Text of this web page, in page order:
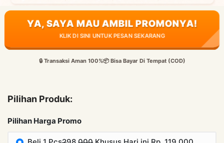
YA, SAYA MAU AMBIL PROMONYA!
KLIK DI SINI UNTUK PESAN SEKARANG
🔒 Transaksi Aman 100%📦 Bisa Bayar Di Tempat (COD)
Pilihan Produk:
Pilihan Harga Promo